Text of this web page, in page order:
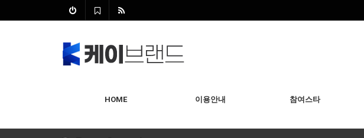
HOME 이용안내 참여스타